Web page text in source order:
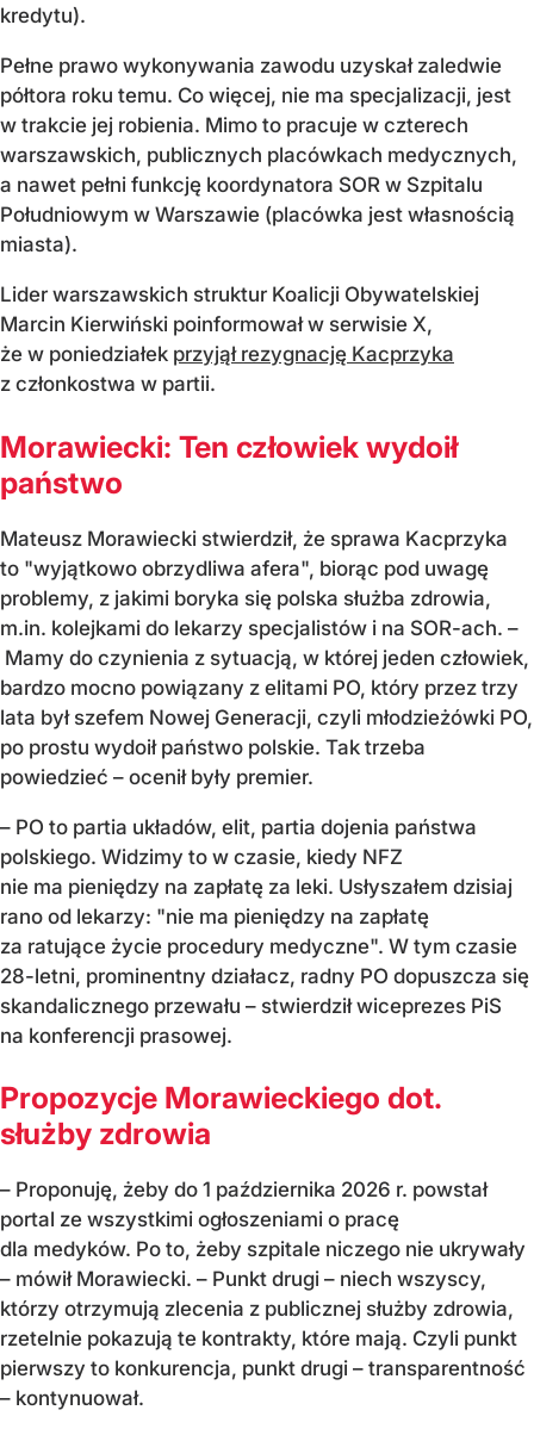
kredytu).
Pełne prawo wykonywania zawodu uzyskał zaledwie
półtora roku temu. Co więcej, nie ma specjalizacji, jest
w trakcie jej robienia. Mimo to pracuje w czterech
warszawskich, publicznych placówkach medycznych,
a nawet pełni funkcję koordynatora SOR w Szpitalu
Południowym w Warszawie (placówka jest własnością
miasta).
Lider warszawskich struktur Koalicji Obywatelskiej
Marcin Kierwiński poinformował w serwisie X,
że w poniedziałek przyjął rezygnację Kacprzyka
z członkostwa w partii.
Morawiecki: Ten człowiek wydoił
państwo
Mateusz Morawiecki stwierdził, że sprawa Kacprzyka
to "wyjątkowo obrzydliwa afera", biorąc pod uwagę
problemy, z jakimi boryka się polska służba zdrowia,
m.in. kolejkami do lekarzy specjalistów i na SOR-ach. –
Mamy do czynienia z sytuacją, w której jeden człowiek,
bardzo mocno powiązany z elitami PO, który przez trzy
lata był szefem Nowej Generacji, czyli młodzieżówki PO,
po prostu wydoił państwo polskie. Tak trzeba
powiedzieć – ocenił były premier.
– PO to partia układów, elit, partia dojenia państwa
polskiego. Widzimy to w czasie, kiedy NFZ
nie ma pieniędzy na zapłatę za leki. Usłyszałem dzisiaj
rano od lekarzy: "nie ma pieniędzy na zapłatę
za ratujące życie procedury medyczne". W tym czasie
28-letni, prominentny działacz, radny PO dopuszcza się
skandalicznego przewału – stwierdził wiceprezes PiS
na konferencji prasowej.
Propozycje Morawieckiego dot.
służby zdrowia
– Proponuję, żeby do 1 października 2026 r. powstał
portal ze wszystkimi ogłoszeniami o pracę
dla medyków. Po to, żeby szpitale niczego nie ukrywały
– mówił Morawiecki. – Punkt drugi – niech wszyscy,
którzy otrzymują zlecenia z publicznej służby zdrowia,
rzetelnie pokazują te kontrakty, które mają. Czyli punkt
pierwszy to konkurencja, punkt drugi – transparentność
– kontynuował.